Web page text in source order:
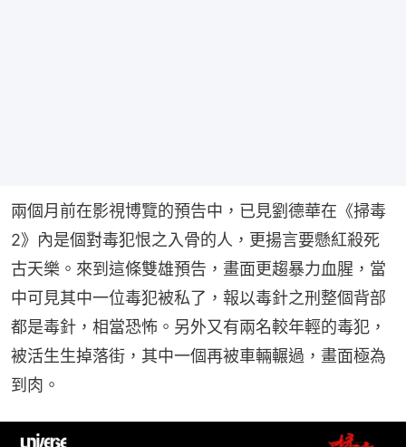
兩個月前在影視博覽的預告中，已見劉德華在《掃毒
2》內是個對毒犯恨之入骨的人，更揚言要懸紅殺死
古天樂。來到這條雙雄預告，畫面更趨暴力血腥，當
中可見其中一位毒犯被私了，報以毒針之刑整個背部
都是毒針，相當恐怖。另外又有兩名較年輕的毒犯，
被活生生掉落街，其中一個再被車輛輾過，畫面極為
到肉。